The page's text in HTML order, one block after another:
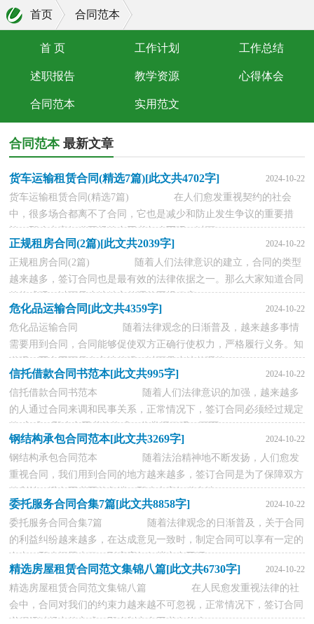
首页 合同范本
首 页 工作计划 工作总结
述职报告 教学资源 心得体会
合同范本 实用范文
合同范本 最新文章
货车运输租赁合同(精选7篇)[此文共4702字] 2024-10-22
货车运输租赁合同(精选7篇) 在人们愈发重视契约的社会
中，很多场合都离不了合同，它也是减少和防止发生争议的重要措
施。那么大家知道正规的合同书怎么写吗？以下...
正规租房合同(2篇)[此文共2039字] 2024-10-22
正规租房合同(2篇) 随着人们法律意识的建立，合同的类型
越来越多，签订合同也是最有效的法律依据之一。那么大家知道合同
的格式吗？以下是小编精心整理的正规租房...
危化品运输合同[此文共4359字] 2024-10-22
危化品运输合同 随着法律观念的日渐普及，越来越多事情
需要用到合同，合同能够促使双方正确行使权力，严格履行义务。知
道吗，写合同可是有方法的哦，以下是小编整理的...
信托借款合同书范本[此文共995字] 2024-10-22
信托借款合同书范本 随着人们法律意识的加强，越来越多
的人通过合同来调和民事关系，正常情况下，签订合同必须经过规定
的`方式。那么合同书的格式，你掌握了吗？下面...
钢结构承包合同范本[此文共3269字] 2024-10-22
钢结构承包合同范本 随着法治精神地不断发扬，人们愈发
重视合同，我们用到合同的地方越来越多，签订合同是为了保障双方
的利益，避免不必要的争端。那么大家知道合法...
委托服务合同合集7篇[此文共8858字] 2024-10-22
委托服务合同合集7篇 随着法律观念的日渐普及，关于合同
的利益纠纷越来越多，在达成意见一致时，制定合同可以享有一定的
自由。那么问题来了，到底应如何拟定合同呢？...
精选房屋租赁合同范文集锦八篇[此文共6730字] 2024-10-22
精选房屋租赁合同范文集锦八篇 在人民愈发重视法律的社
会中，合同对我们的约束力越来越不可忽视，正常情况下，签订合同
必须经过规定的方式。那么制定合同书有什么...